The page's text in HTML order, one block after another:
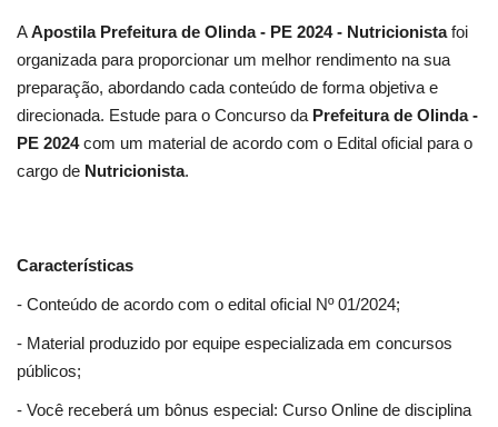
AApostila Prefeitura de Olinda - PE 2024 - Nutricionistafoi
organizada para proporcionar um melhor rendimento na sua
preparação, abordando cada conteúdo de forma objetiva e
direcionada. Estude para o Concurso da Prefeitura de Olinda -
PE 2024com um material de acordo com o Edital oficial para o
cargo de Nutricionista.
Características
- Conteúdo de acordo com o edital oficial Nº 01/2024;
- Material produzido por equipe especializada em concursos
públicos;
- Você receberá um bônus especial: Curso Online de disciplina